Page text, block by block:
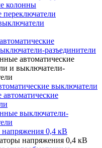
колонны
переключатели
разъединители
автоматические
и выключатели-
выключатели
выключатели-
0,4 кВ
напряжения 0,4 кВ